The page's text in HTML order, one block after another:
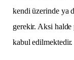
kendi üzerinde ya
gerekir. Aksi
kabul edilmektedir.